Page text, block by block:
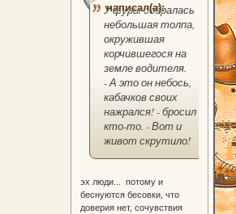
написал(а):
У фуры собралась
небольшая толпа,
окружившая
корчившегося на
земле водителя.
- А это он небось,
кабачков своих
нажрался! - бросил
кто-то. - Вот и
живот скрутило!
эх люди... потому и
беснуются бесовки, что
доверия нет, сочувствия